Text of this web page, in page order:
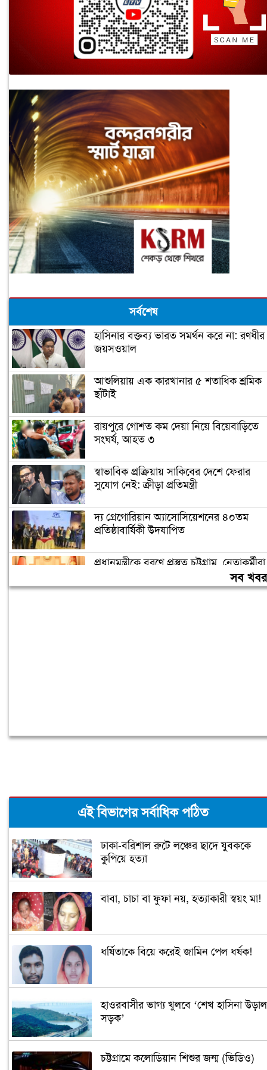
সর্বশেষ
হাসিনার বক্তব্য ভারত সমর্থন করে না: রণধীর
জয়সওয়াল
আশুলিয়ায় এক কারখানার ৫ শতাধিক শ্রমিক
ছাঁটাই
রায়পুরে গোশত কম দেয়া নিয়ে বিয়েবাড়িতে
সংঘর্ষ, আহত ৩
স্বাভাবিক প্রক্রিয়ায় সাকিবের দেশে ফেরার
সুযোগ নেই: ক্রীড়া প্রতিমন্ত্রী
দ্য গ্রেগোরিয়ান অ্যাসোসিয়েশনের ৪০তম
প্রতিষ্ঠাবার্ষিকী উদযাপিত
প্রধানমন্ত্রীকে বরণে প্রস্তুত চট্টগ্রাম, নেতাকর্মীরা
সব
এই বিভাগের সর্বাধিক পঠিত
ঢাকা-বরিশাল রুটে লঞ্চের ছাদে যুবককে
কুপিয়ে হত্যা
বাবা, চাচা বা ফুফা নয়, হত্যাকারী স্বয়ং মা!
ধর্ষিতাকে বিয়ে করেই জামিন পেল ধর্ষক!
হাওরবাসীর ভাগ্য খুলবে ‘শেখ হাসিনা উড়াল
সড়ক’
চট্টগ্রামে কলোডিয়ান শিশুর জন্ম (ভিডিও)